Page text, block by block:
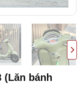
(Lăn bánh